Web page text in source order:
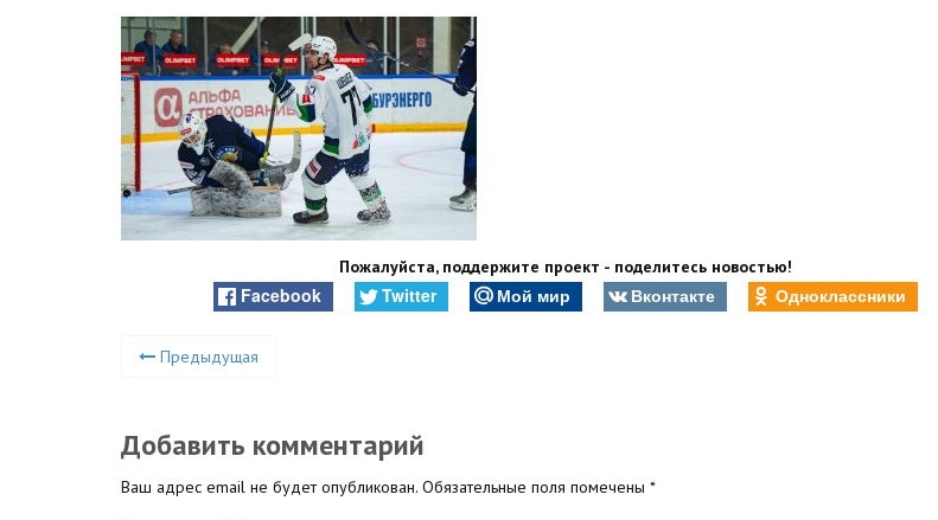
Пожалуйста, поддержите проект - поделитесь новостью!
Facebook Twitter Мой мир Вконтакте Одноклассники
Предыдущая
Добавить комментарий
Ваш адрес email не будет опубликован. Обязательные поля помечены *